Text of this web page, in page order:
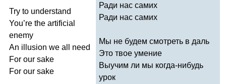
Try to understand
You’re the artificial
enemy
An illusion we all
need
For our sake
For our sake
Ради нас самих
Ради нас самих
Мы не будем смотреть в даль
Это твое умение
Выучим ли мы когда-нибудь
урок